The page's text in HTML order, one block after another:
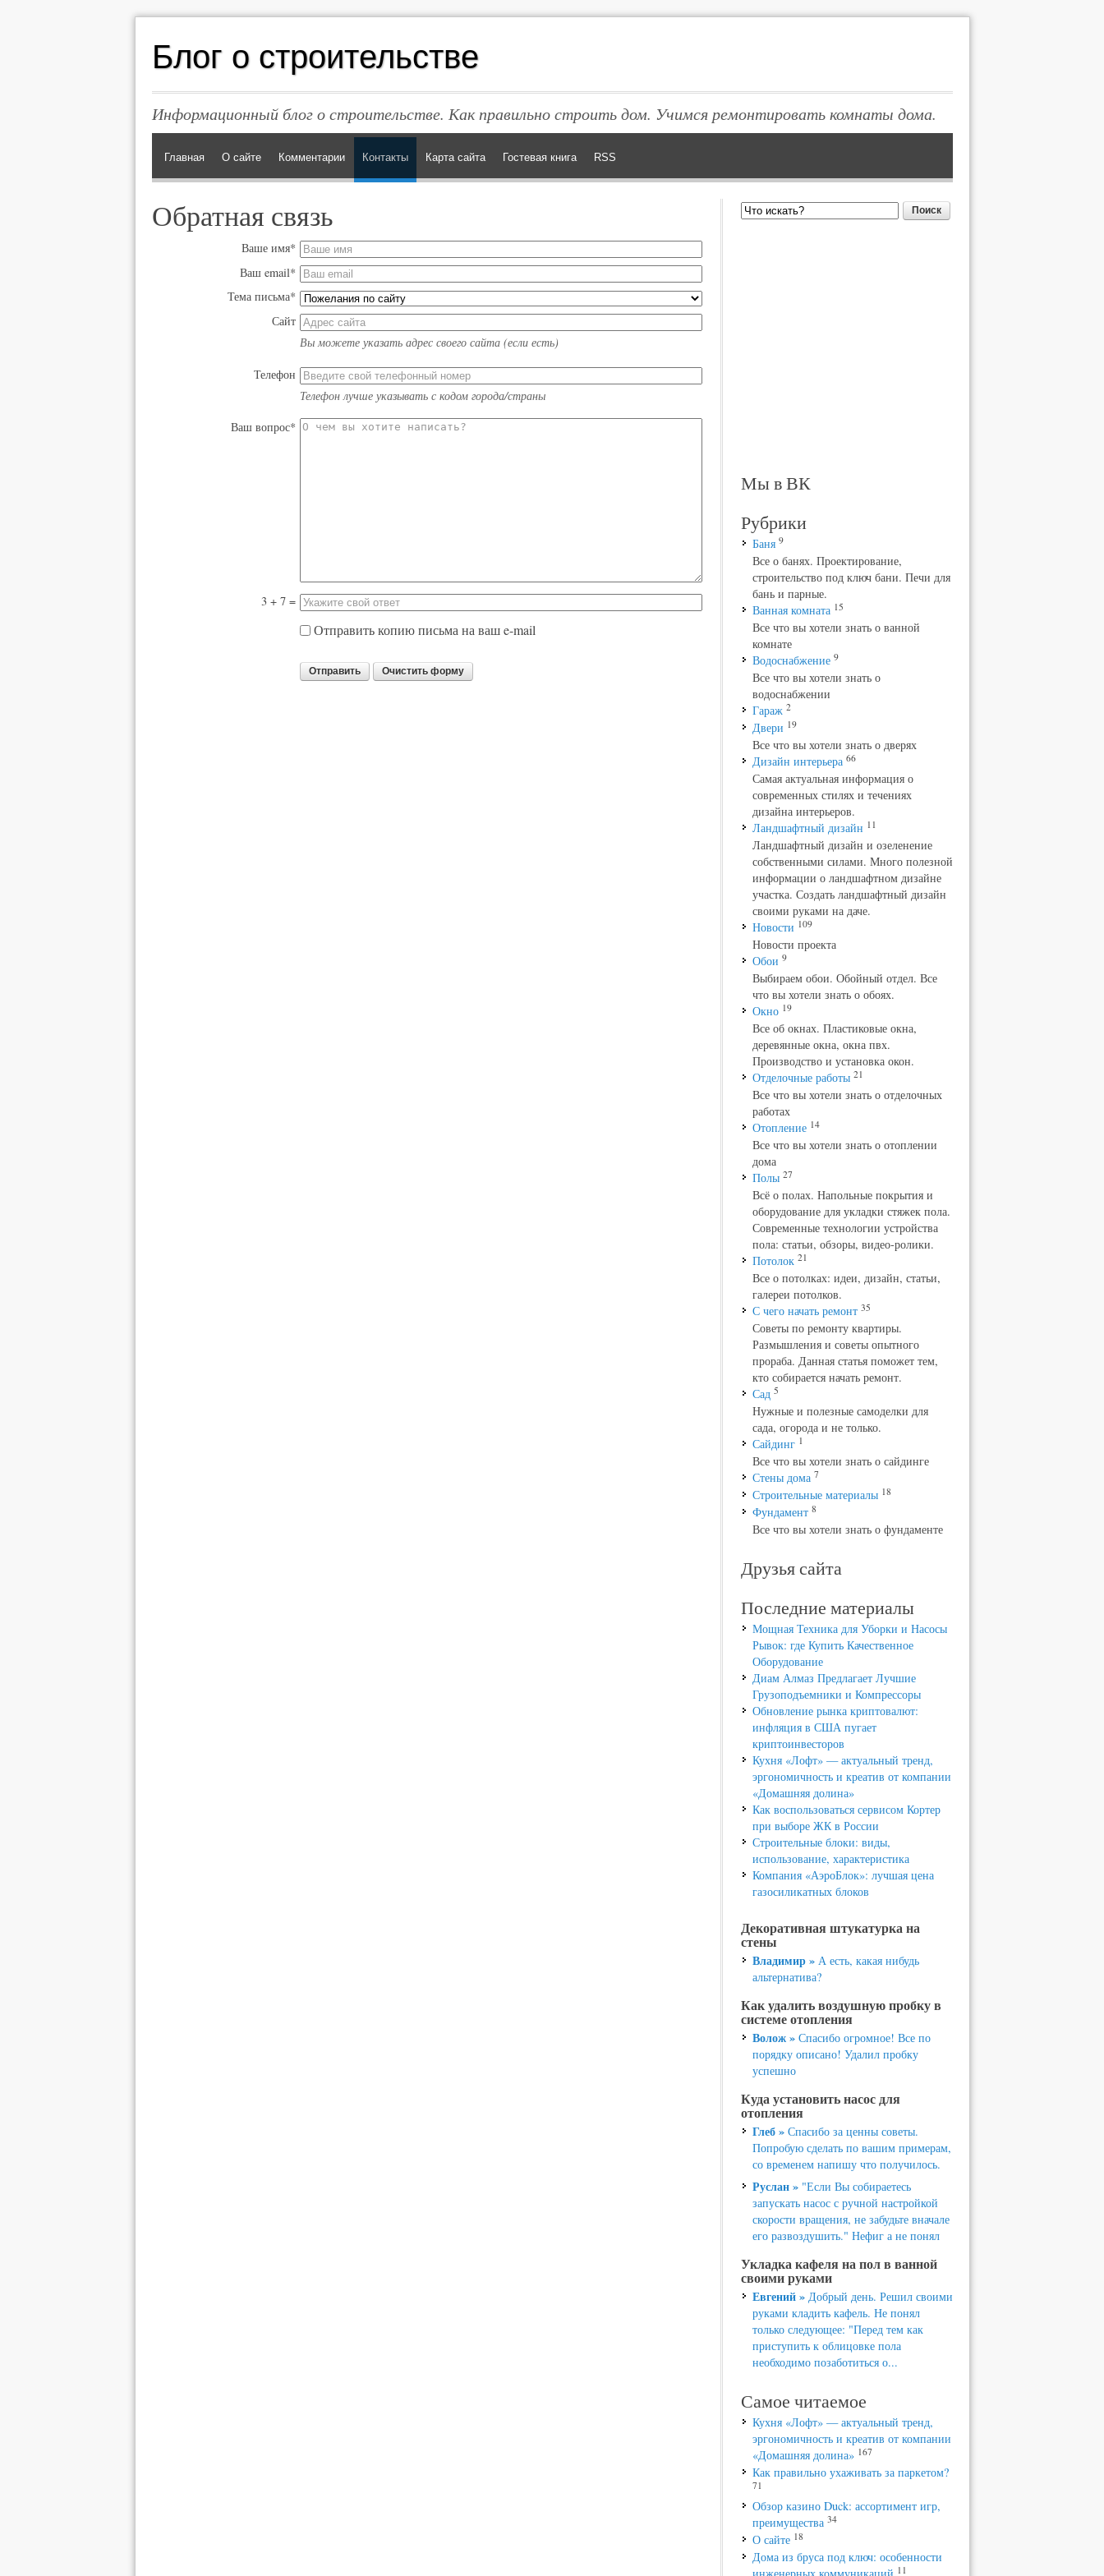
Блог о строительстве
Информационный блог о строительстве. Как правильно строить дом. Учимся ремонтировать комнаты дома.
Главная О сайте Комментарии Контакты Карта сайта Гостевая книга RSS
Обратная связь
Ваше имя*
Ваш email*
Тема письма*
Сайт
Вы можете указать адрес своего сайта (если есть)
Телефон
Телефон лучше указывать с кодом города/страны
Ваш вопрос*
3 + 7 =
Отправить копию письма на ваш e-mail
Отправить Очистить форму
Поиск
Мы в ВК
Рубрики
Баня 9
Все о банях. Проектирование,
строительство под ключ бани. Печи для
бань и парные.
Ванная комната 15
Все что вы хотели знать о ванной
комнате
Водоснабжение 9
Все что вы хотели знать о
водоснабжении
Гараж 2
Двери 19
Все что вы хотели знать о дверях
Дизайн интерьера 66
Самая актуальная информация о
современных стилях и течениях
дизайна интерьеров.
Ландшафтный дизайн 11
Ландшафтный дизайн и озеленение
собственными силами. Много полезной
информации о ландшафтном дизайне
участка. Создать ландшафтный дизайн
своими руками на даче.
Новости 109
Новости проекта
Обои 9
Выбираем обои. Обойный отдел. Все
что вы хотели знать о обоях.
Окно 19
Все об окнах. Пластиковые окна,
деревянные окна, окна пвх.
Производство и установка окон.
Отделочные работы 21
Все что вы хотели знать о отделочных
работах
Отопление 14
Все что вы хотели знать о отоплении
дома
Полы 27
Всё о полах. Напольные покрытия и
оборудование для укладки стяжек пола.
Современные технологии устройства
пола: статьи, обзоры, видео-ролики.
Потолок 21
Все о потолках: идеи, дизайн, статьи,
галереи потолков.
С чего начать ремонт 35
Советы по ремонту квартиры.
Размышления и советы опытного
прораба. Данная статья поможет тем,
кто собирается начать ремонт.
Сад 5
Нужные и полезные самоделки для
сада, огорода и не только.
Сайдинг 1
Все что вы хотели знать о сайдинге
Стены дома 7
Строительные материалы 18
Фундамент 8
Все что вы хотели знать о фундаменте
Друзья сайта
Последние материалы
Мощная Техника для Уборки и Насосы
Рывок: где Купить Качественное
Оборудование
Диам Алмаз Предлагает Лучшие
Грузоподъемники и Компрессоры
Обновление рынка криптовалют:
инфляция в США пугает
криптоинвесторов
Кухня «Лофт» — актуальный тренд,
эргономичность и креатив от компании
«Домашняя долина»
Как воспользоваться сервисом Кортер
при выборе ЖК в России
Строительные блоки: виды,
использование, характеристика
Компания «АэроБлок»: лучшая цена
газосиликатных блоков
Декоративная штукатурка на
стены
Владимир »А есть, какая нибудь
альтернатива?
Как удалить воздушную пробку в
системе отопления
Волож »Спасибо огромное! Все по
порядку описано! Удалил пробку
успешно
Куда установить насос для
отопления
Глеб »Спасибо за ценны советы.
Попробую сделать по вашим примерам,
со временем напишу что получилось.
Руслан »"Если Вы собираетесь
запускать насос с ручной настройкой
скорости вращения, не забудьте вначале
его развоздушить." Нефиг а не понял
Укладка кафеля на пол в ванной
своими руками
Евгений »Добрый день. Решил своими
руками кладить кафель. Не понял
только следующее: "Перед тем как
приступить к облицовке пола
необходимо позаботиться о...
Самое читаемое
Кухня «Лофт» — актуальный тренд,
эргономичность и креатив от компании
«Домашняя долина» 167
Как правильно ухаживать за паркетом?
71
Обзор казино Duck: ассортимент игр,
преимущества 34
О сайте 18
Дома из бруса под ключ: особенности
11